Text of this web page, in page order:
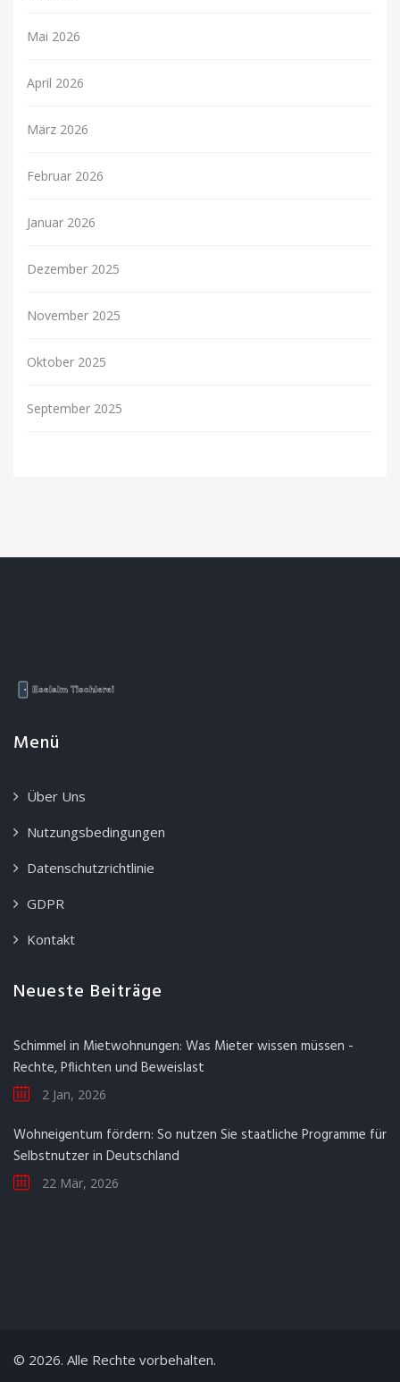
Mai 2026
April 2026
März 2026
Februar 2026
Januar 2026
Dezember 2025
November 2025
Oktober 2025
September 2025
Menü
Über Uns
Nutzungsbedingungen
Datenschutzrichtlinie
GDPR
Kontakt
Neueste Beiträge
Schimmel in Mietwohnungen: Was Mieter wissen müssen -
Rechte, Pflichten und Beweislast
2 Jan, 2026
Wohneigentum fördern: So nutzen Sie staatliche Programme für
Selbstnutzer in Deutschland
22 Mär, 2026
© 2026. Alle Rechte vorbehalten.